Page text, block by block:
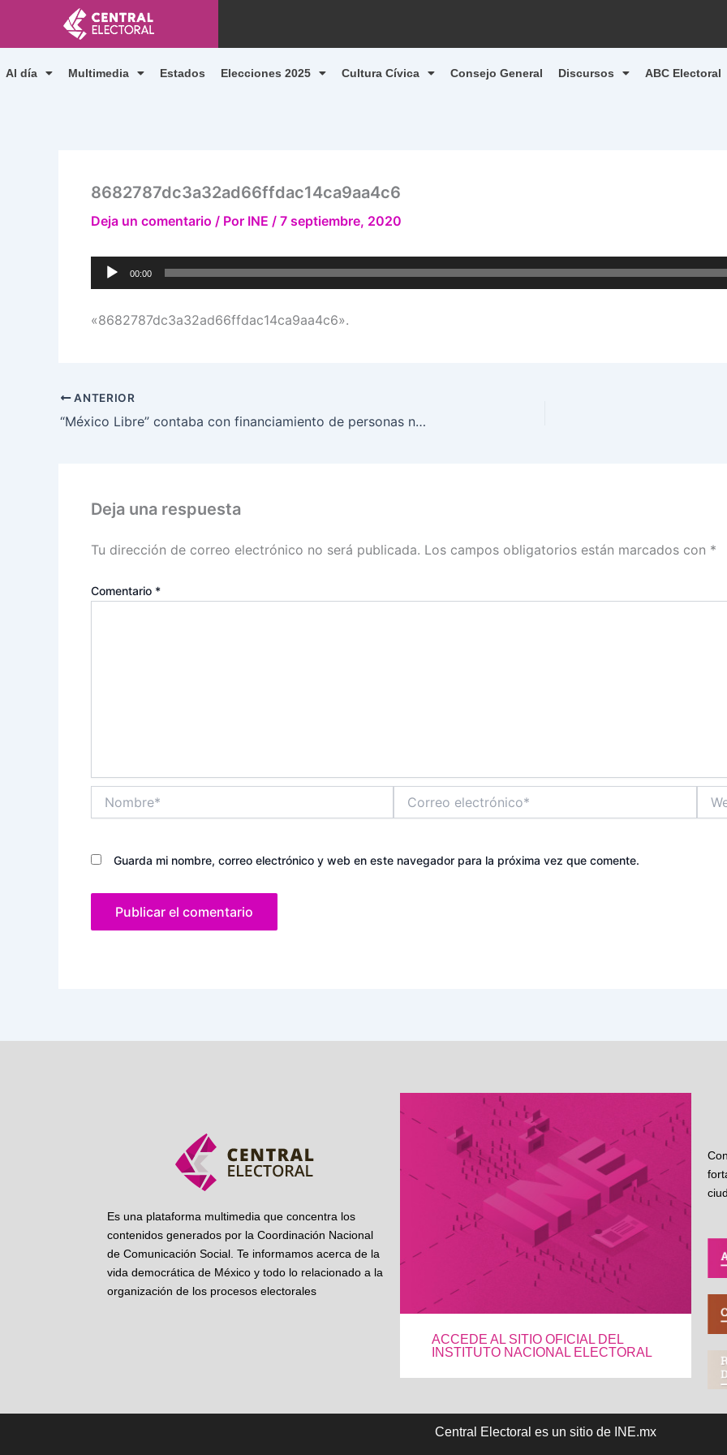
contenido
Al día Multimedia Estados Elecciones 2025 Cultura Cívica Consejo General Discursos ABC Electoral
8682787dc3a32ad66ffdac14ca9aa4c6
Deja un comentario / Por INE / 7 septiembre, 2020
Reproductor
de
00:00
«8682787dc3a32ad66ffdac14ca9aa4c6».
ANTERIOR
“México Libre” contaba con financiamiento de personas no identificadas en su origen: Ciro Murayama
Deja una respuesta
Tu dirección de correo electrónico no será publicada. Los campos obligatorios están marcados con *
Comentario *
electrónico*
Guarda mi nombre, correo electrónico y web en este navegador para la próxima vez que comente.
Es una plataforma multimedia que concentra los
contenidos generados por la Coordinación Nacional
de Comunicación Social. Te informamos acerca de la
vida democrática de México y todo lo relacionado a la
organización de los procesos electorales
ACCEDE AL SITIO OFICIAL DEL
INSTITUTO NACIONAL ELECTORAL
Central Electoral es un sitio de INE.mx